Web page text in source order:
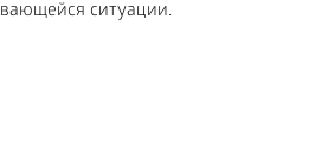
ситуации.